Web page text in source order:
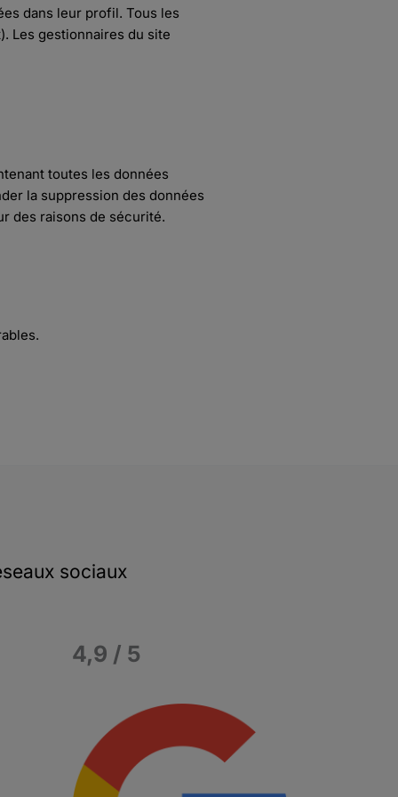
dans leur profil. Tous les
Les gestionnaires du site
toutes les données
la suppression des données
des raisons de sécurité.
sociaux
4,9 / 5